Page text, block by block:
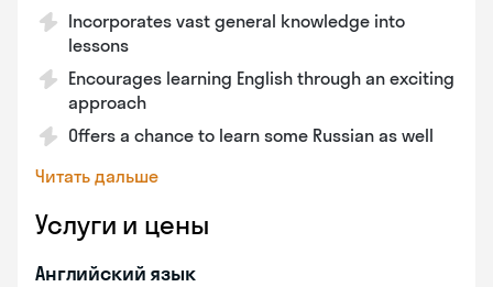
Incorporates vast general knowledge into
lessons
Encourages learning English through an exciting
approach
Offers a chance to learn some Russian as well
Читать дальше
Услуги и цены
Английский язык